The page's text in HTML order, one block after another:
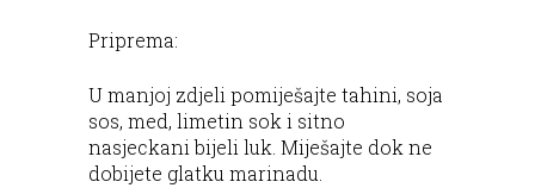
Priprema:
U manjoj zdjeli pomiješajte tahini, soja
sos, med, limetin sok i sitno
nasjeckani bijeli luk. Miješajte dok ne
dobijete glatku marinadu.